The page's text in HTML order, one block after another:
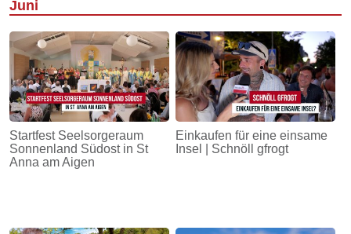
Juni
Startfest Seelsorgeraum
Sonnenland Südost in St
Anna am Aigen
Einkaufen für eine einsame
Insel | Schnöll gfrogt